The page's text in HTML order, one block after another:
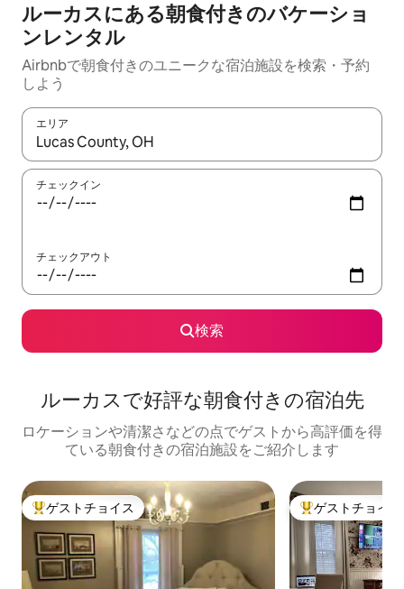
ルーカスにある朝食付きのバケーショ
ンレンタル
Airbnbで朝食付きのユニークな宿泊施設を検索・予約
しよう
エリア
検索結果が表示されたら、上下の矢印キーを使って移動するか
チェックイン
チェックアウト
検索
ルーカスで好評な朝食付きの宿泊先
ロケーションや清潔さなどの点でゲストから高評価を得
ている朝食付きの宿泊施設をご紹介します
大好評のゲストチョイスです。
ゲストチョイス 大好評のゲスト
ゲストチョイス